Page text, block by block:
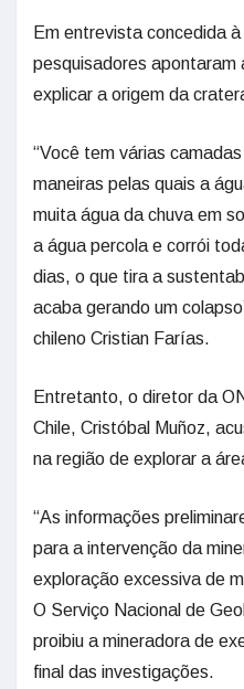
Em entrevista concedida
pesquisadores apontaram
explicar a origem da
“Você tem várias
maneiras pelas quais a
muita água da chuva em
a água percola e corrói
dias, o que tira a
acaba gerando um
chileno Cristian Farías.
Entretanto, o diretor da
Chile, Cristóbal Muñoz,
na região de explorar a
“As informações
para a intervenção da
exploração excessiva de
O Serviço Nacional de
proibiu a mineradora de
final das investigações.